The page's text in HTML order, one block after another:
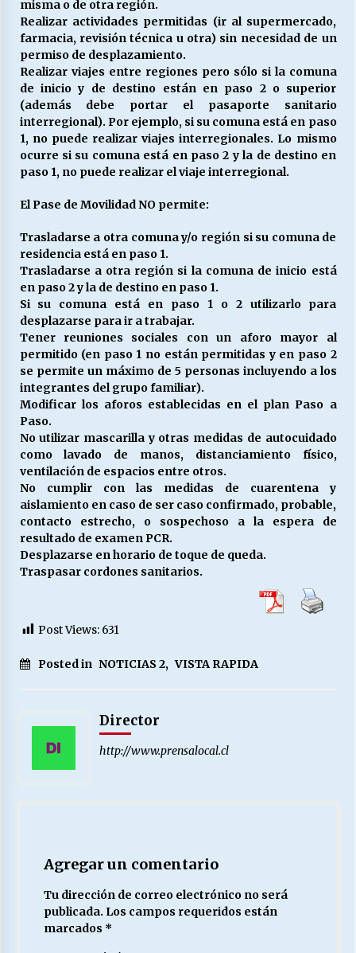
misma o de otra región.
Realizar actividades permitidas (ir al supermercado,
farmacia, revisión técnica u otra) sin necesidad de un
permiso de desplazamiento.
Realizar viajes entre regiones pero sólo si la comuna
de inicio y de destino están en paso 2 o superior
(además debe portar el pasaporte sanitario
interregional). Por ejemplo, si su comuna está en paso
1, no puede realizar viajes interregionales. Lo mismo
ocurre si su comuna está en paso 2 y la de destino en
paso 1, no puede realizar el viaje interregional.
El Pase de Movilidad NO permite:
Trasladarse a otra comuna y/o región si su comuna de
residencia está en paso 1.
Trasladarse a otra región si la comuna de inicio está
en paso 2 y la de destino en paso 1.
Si su comuna está en paso 1 o 2 utilizarlo para
desplazarse para ir a trabajar.
Tener reuniones sociales con un aforo mayor al
permitido (en paso 1 no están permitidas y en paso 2
se permite un máximo de 5 personas incluyendo a los
integrantes del grupo familiar).
Modificar los aforos establecidas en el plan Paso a
Paso.
No utilizar mascarilla y otras medidas de autocuidado
como lavado de manos, distanciamiento físico,
ventilación de espacios entre otros.
No cumplir con las medidas de cuarentena y
aislamiento en caso de ser caso confirmado, probable,
contacto estrecho, o sospechoso a la espera de
resultado de examen PCR.
Desplazarse en horario de toque de queda.
Traspasar cordones sanitarios.
Post Views: 631
Posted in NOTICIAS 2, VISTA RAPIDA
Director
http://www.prensalocal.cl
Agregar un comentario
Tu dirección de correo electrónico no será
publicada. Los campos requeridos están
marcados *